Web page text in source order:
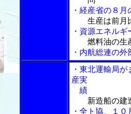
・経産省の８
生産は前月
・資源エネル
燃料油の生
・内航総連の
・東北運輸局
産実
績
新造船の建
・全ト協、１